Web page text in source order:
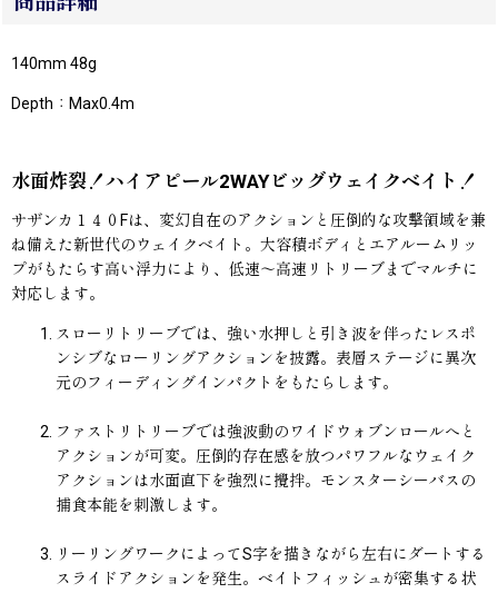
140mm 48g
Depth：Max0.4m
水面炸裂！ハイアピール2WAYビッグウェイクベイト！
サザンカ１４０Fは、変幻自在のアクションと圧倒的な攻撃領域を兼
ね備えた新世代のウェイクベイト。大容積ボディとエアルームリッ
プがもたらす高い浮力により、低速〜高速リトリーブまでマルチに
対応します。
スローリトリーブでは、強い水押しと引き波を伴ったレスポ
ンシブなローリングアクションを披露。表層ステージに異次
元のフィーディングインパクトをもたらします。
ファストリトリーブでは強波動のワイドウォブンロールへと
アクションが可変。圧倒的存在感を放つパワフルなウェイク
アクションは水面直下を強烈に攪拌。モンスターシーバスの
捕食本能を刺激します。
リーリングワークによってS字を描きながら左右にダートする
スライドアクションを発生。ベイトフィッシュが密集する状